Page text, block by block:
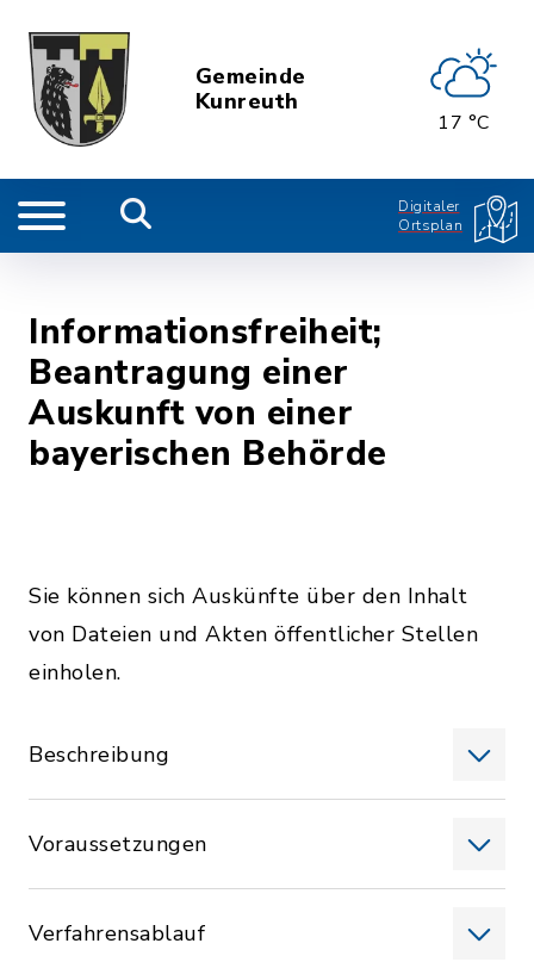
Gemeinde
Kunreuth
17 °C
Digitaler
Ortsplan
Informationsfreiheit;
Beantragung einer
Auskunft von einer
bayerischen Behörde
Sie können sich Auskünfte über den Inhalt
von Dateien und Akten öffentlicher Stellen
einholen.
Beschreibung
Voraussetzungen
Verfahrensablauf